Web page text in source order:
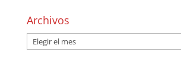
Archivos